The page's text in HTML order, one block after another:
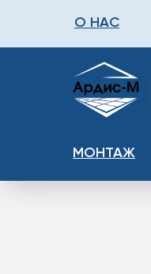
О НАС
МОНТАЖ